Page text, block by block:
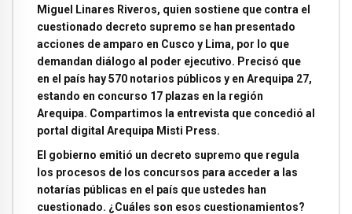
Miguel Linares Riveros, quien sostiene que contra el
cuestionado decreto supremo se han presentado
acciones de amparo en Cusco y Lima, por lo que
demandan diálogo al poder ejecutivo. Precisó que
en el país hay 570 notarios públicos y en Arequipa 27,
estando en concurso 17 plazas en la región
Arequipa. Compartimos la entrevista que concedió al
portal digital Arequipa Misti Press.
El gobierno emitió un decreto supremo que regula
los procesos de los concursos para acceder a las
notarías públicas en el país que ustedes han
cuestionado. ¿Cuáles son esos cuestionamientos?